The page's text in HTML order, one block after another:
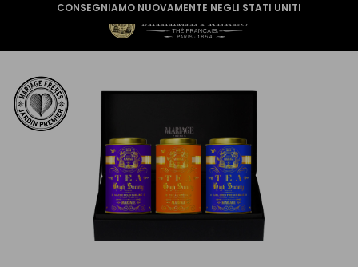
CONSEGNIAMO NUOVAMENTE NEGLI STATI UNITI